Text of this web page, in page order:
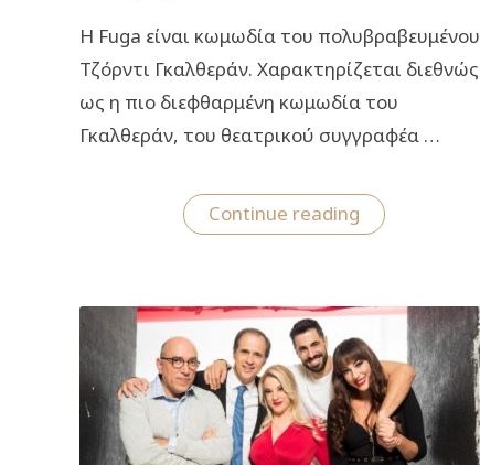
Η Fuga είναι κωμωδία του πολυβραβευμένου
Τζόρντι Γκαλθεράν. Χαρακτηρίζεται διεθνώς
ως η πιο διεφθαρμένη κωμωδία του
Γκαλθεράν, του θεατρικού συγγραφέα …
Continue reading“Η
παράσταση
κόλπο”
συνεχίζεται
και
τον
Μάρτιο
στο
θέατρο
Χυτήριο”